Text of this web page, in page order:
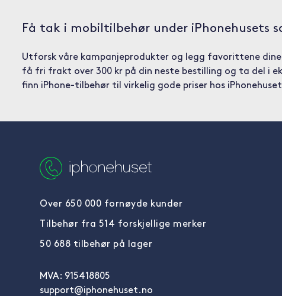
Få tak i mobiltilbehør under iPhonehusets
Utforsk våre kampanjeprodukter og legg favorittene
få fri frakt over 300 kr på din neste bestilling og ta del i
finn iPhone-tilbehør til virkelig gode priser hos
Over 650 000 fornøyde kunder
Tilbehør fra 514 forskjellige merker
50 688 tilbehør på lager
MVA: 915418805
support@iphonehuset.no